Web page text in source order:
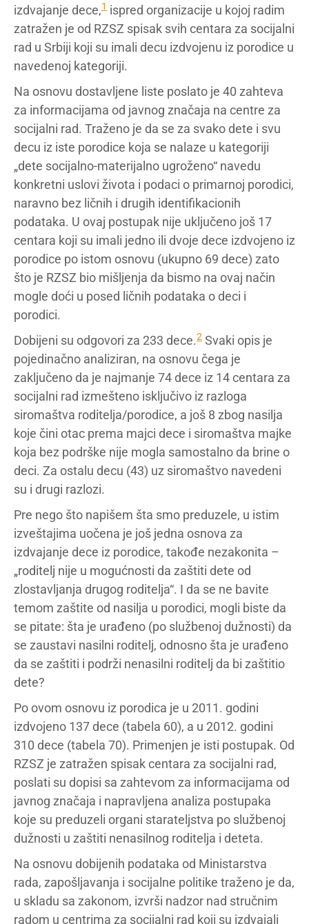
izdvajanje dece,1 ispred organizacije u kojoj radim
zatražen je od RZSZ spisak svih centara za socijalni
rad u Srbiji koji su imali decu izdvojenu iz porodice u
navedenoj kategoriji.
Na osnovu dostavljene liste poslato je 40 zahteva
za informacijama od javnog značaja na centre za
socijalni rad. Traženo je da se za svako dete i svu
decu iz iste porodice koja se nalaze u kategoriji
„dete socijalno-materijalno ugroženo“ navedu
konkretni uslovi života i podaci o primarnoj porodici,
naravno bez ličnih i drugih identifikacionih
podataka. U ovaj postupak nije uključeno još 17
centara koji su imali jedno ili dvoje dece izdvojeno iz
porodice po istom osnovu (ukupno 69 dece) zato
što je RZSZ bio mišljenja da bismo na ovaj način
mogle doći u posed ličnih podataka o deci i
porodici.
Dobijeni su odgovori za 233 dece.2 Svaki opis je
pojedinačno analiziran, na osnovu čega je
zaključeno da je najmanje 74 dece iz 14 centara za
socijalni rad izmešteno isključivo iz razloga
siromaštva roditelja/porodice, a još 8 zbog nasilja
koje čini otac prema majci dece i siromaštva majke
koja bez podrške nije mogla samostalno da brine o
deci. Za ostalu decu (43) uz siromaštvo navedeni
su i drugi razlozi.
Pre nego što napišem šta smo preduzele, u istim
izveštajima uočena je još jedna osnova za
izdvajanje dece iz porodice, takođe nezakonita –
„roditelj nije u mogućnosti da zaštiti dete od
zlostavljanja drugog roditelja“. I da se ne bavite
temom zaštite od nasilja u porodici, mogli biste da
se pitate: šta je urađeno (po službenoj dužnosti) da
se zaustavi nasilni roditelj, odnosno šta je urađeno
da se zaštiti i podrži nenasilni roditelj da bi zaštitio
dete?
Po ovom osnovu iz porodica je u 2011. godini
izdvojeno 137 dece (tabela 60), a u 2012. godini
310 dece (tabela 70). Primenjen je isti postupak. Od
RZSZ je zatražen spisak centara za socijalni rad,
poslati su dopisi sa zahtevom za informacijama od
javnog značaja i napravljena analiza postupaka
koje su preduzeli organi starateljstva po službenoj
dužnosti u zaštiti nenasilnog roditelja i deteta.
Na osnovu dobijenih podataka od Ministarstva
rada, zapošljavanja i socijalne politike traženo je da,
u skladu sa zakonom, izvrši nadzor nad stručnim
radom u centrima za socijalni rad koji su izdvajali